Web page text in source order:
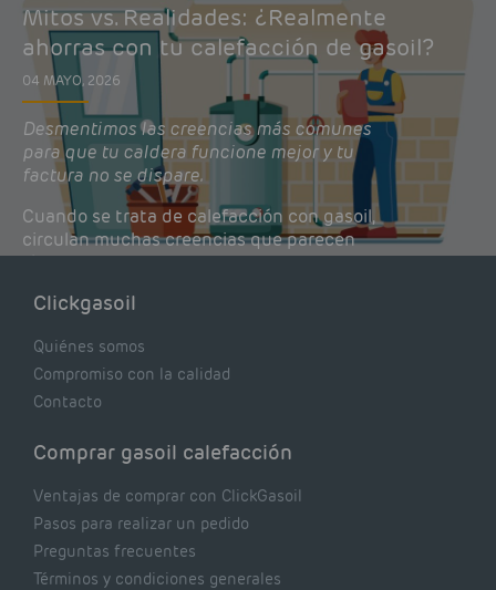
Mitos vs. Realidades: ¿Realmente
ahorras con tu calefacción de gasoil?
04 MAYO, 2026
Desmentimos las creencias más comunes
para que tu caldera funcione mejor y tu
factura no se dispare.
Cuando se trata de calefacción con gasoil,
circulan muchas creencias que parecen
lógicas pero que, en realidad, pueden estar
de tu caldera. Pocas se contrastan con lo que
Clickgasoil
Quiénes somos
Compromiso con la calidad
Contacto
Comprar gasoil calefacción
Ventajas de comprar con ClickGasoil
Pasos para realizar un pedido
Preguntas frecuentes
Términos y condiciones generales